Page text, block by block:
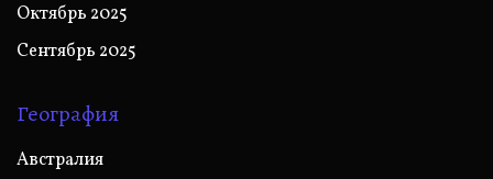
Октябрь 2025
Сентябрь 2025
География
Австралия